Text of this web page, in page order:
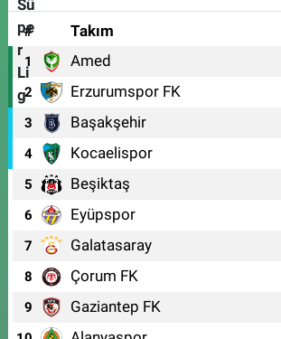
# Takım
1 Amed
2 Erzurumspor FK
3 Başakşehir
4 Kocaelispor
5 Beşiktaş
6 Eyüpspor
7 Galatasaray
8 Çorum FK
9 Gaziantep FK